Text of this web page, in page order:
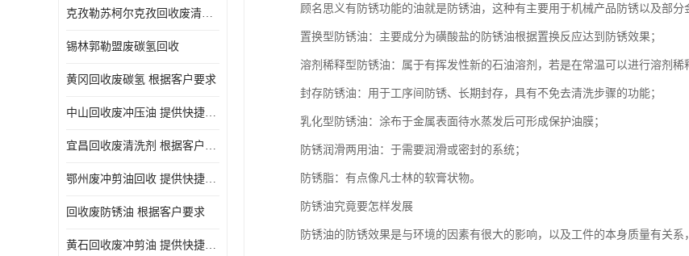
克孜勒苏柯尔克孜回收废清洗剂
锡林郭勒盟废碳氢回收
黄冈回收废碳氢 根据客户要求
中山回收废冲压油 提供快捷上门处理
宜昌回收废清洗剂 根据客户要求
鄂州废冲剪油回收 提供快捷上门处理
回收废防锈油 根据客户要求
黄石回收废冲剪油 提供快捷上门处理
顾名思义有防锈功能的油就是防锈油，这种有主要用于机械产品防锈以及部
置换型防锈油：主要成分为磺酸盐的防锈油根据置换反应达到防锈效果；
溶剂稀释型防锈油：属于有挥发性新的石油溶剂，若是在常温可以进行溶剂稀
封存防锈油：用于工序间防锈、长期封存，具有不免去清洗步骤的功能；
乳化型防锈油：涂布于金属表面待水蒸发后可形成保护油膜；
防锈润滑两用油：于需要润滑或密封的系统；
防锈脂：有点像凡士林的软膏状物。
防锈油究竟要怎样发展
防锈油的防锈效果是与环境的因素有很大的影响，以及工件的本身质量有关系